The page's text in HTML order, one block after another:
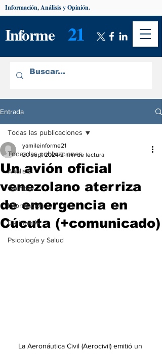
Informe 21
Información, Análisis y Opinión.
Entrada
Todas las publicaciones
Análisis
Opinión
Información
De interés
Psicología y Salud
Todas las publicaciones
Un avión oficial
venezolano aterriza
de emergencia en
Cúcuta (+comunicado)
yamileinforme21
20 sept 2024 2 min de lectura
La Aeronáutica Civil (Aerocivil) emitió un